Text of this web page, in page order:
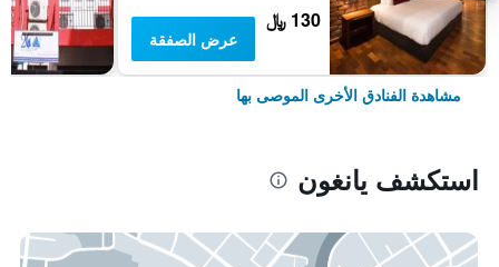
130 ﷼
عرض الصفقة
مشاهدة الفنادق الأخرى الموصى بها
استكشف يانغون